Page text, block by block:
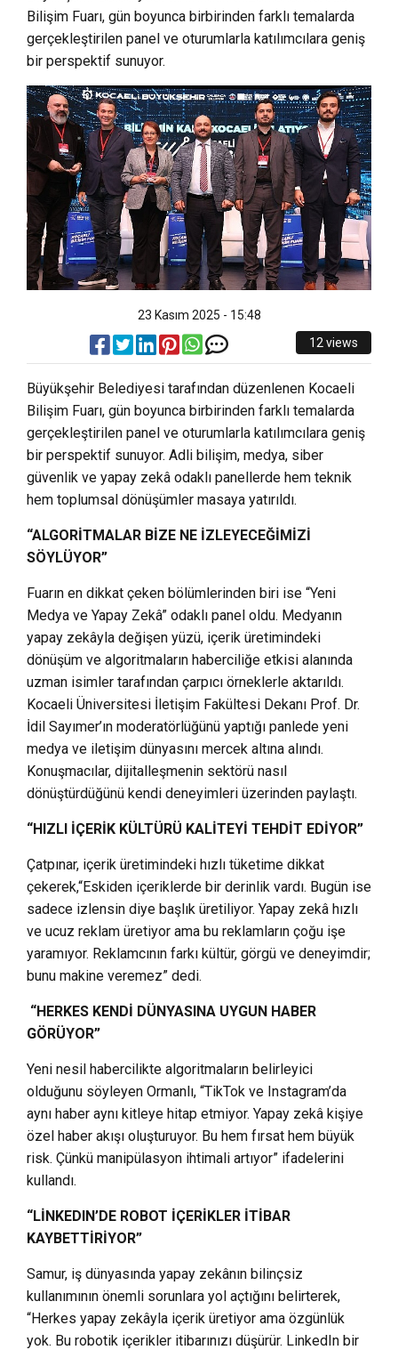
Bilişim Fuarı, gün boyunca birbirinden farklı temalarda
gerçekleştirilen panel ve oturumlarla katılımcılara geniş
bir perspektif sunuyor.
23 Kasım 2025 - 15:48
12 views
Büyükşehir Belediyesi tarafından düzenlenen Kocaeli
Bilişim Fuarı, gün boyunca birbirinden farklı temalarda
gerçekleştirilen panel ve oturumlarla katılımcılara geniş
bir perspektif sunuyor. Adli bilişim, medya, siber
güvenlik ve yapay zekâ odaklı panellerde hem teknik
hem toplumsal dönüşümler masaya yatırıldı.
“ALGORİTMALAR BİZE NE İZLEYECEĞİMİZİ
SÖYLÜYOR”
Fuarın en dikkat çeken bölümlerinden biri ise “Yeni
Medya ve Yapay Zekâ” odaklı panel oldu. Medyanın
yapay zekâyla değişen yüzü, içerik üretimindeki
dönüşüm ve algoritmaların haberciliğe etkisi alanında
uzman isimler tarafından çarpıcı örneklerle aktarıldı.
Kocaeli Üniversitesi İletişim Fakültesi Dekanı Prof. Dr.
İdil Sayımer’ın moderatörlüğünü yaptığı panlede yeni
medya ve iletişim dünyasını mercek altına alındı.
Konuşmacılar, dijitalleşmenin sektörü nasıl
dönüştürdüğünü kendi deneyimleri üzerinden paylaştı.
“HIZLI İÇERİK KÜLTÜRÜ KALİTEYİ TEHDİT EDİYOR”
Çatpınar, içerik üretimindeki hızlı tüketime dikkat
çekerek,“Eskiden içeriklerde bir derinlik vardı. Bugün ise
sadece izlensin diye başlık üretiliyor. Yapay zekâ hızlı
ve ucuz reklam üretiyor ama bu reklamların çoğu işe
yaramıyor. Reklamcının farkı kültür, görgü ve deneyimdir;
bunu makine veremez” dedi.
“HERKES KENDİ DÜNYASINA UYGUN HABER
GÖRÜYOR”
Yeni nesil habercilikte algoritmaların belirleyici
olduğunu söyleyen Ormanlı, “TikTok ve Instagram’da
aynı haber aynı kitleye hitap etmiyor. Yapay zekâ kişiye
özel haber akışı oluşturuyor. Bu hem fırsat hem büyük
risk. Çünkü manipülasyon ihtimali artıyor” ifadelerini
kullandı.
“LİNKEDIN’DE ROBOT İÇERİKLER İTİBAR
KAYBETTİRİYOR”
Samur, iş dünyasında yapay zekânın bilinçsiz
kullanımının önemli sorunlara yol açtığını belirterek,
“Herkes yapay zekâyla içerik üretiyor ama özgünlük
yok. Bu robotik içerikler itibarınızı düşürür. LinkedIn bir